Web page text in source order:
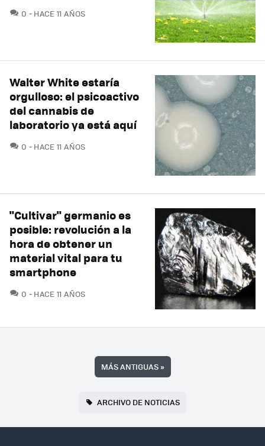
0 COMENTARIOS
HACE 11 AÑOS
Walter White estaría
orgulloso: el psicoactivo
del cannabis de
laboratorio ya está aquí
0 COMENTARIOS
HACE 11 AÑOS
"Cultivar" germanio es
posible: revolución a la
hora de obtener un
material vital para tu
smartphone
0 COMENTARIOS
HACE 11 AÑOS
MÁS ANTIGUAS»
ARCHIVO DE NOTICIAS